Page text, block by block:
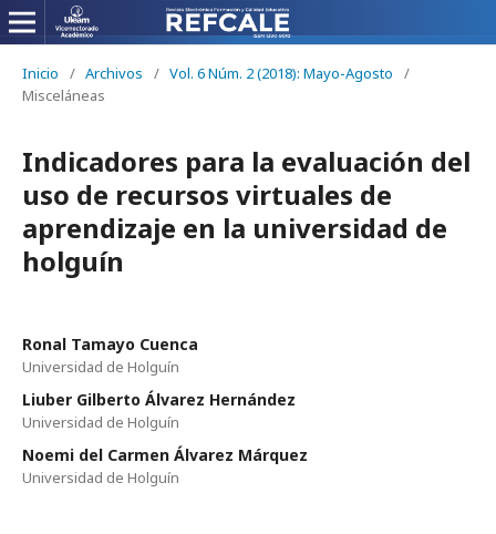
Inicio / Archivos / Vol. 6 Núm. 2 (2018): Mayo-Agosto
/
Misceláneas
Indicadores para la evaluación del
uso de recursos virtuales de
aprendizaje en la universidad de
holguín
Ronal Tamayo Cuenca
Universidad de Holguín
Liuber Gilberto Álvarez Hernández
Universidad de Holguín
Noemi del Carmen Álvarez Márquez
Universidad de Holguín